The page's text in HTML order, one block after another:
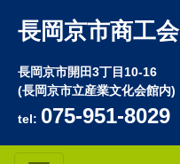
長岡京市商工会
長岡京市開田3丁目10-16
(長岡京市立産業文化会館内)
tel: 075-951-8029